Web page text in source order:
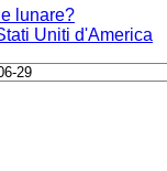
lunare?
Uniti d'America
29